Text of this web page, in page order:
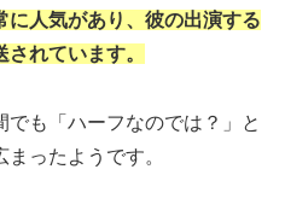
人気があり、彼の出演する
れています。
も「ハーフなのでは？」と
ったようです。